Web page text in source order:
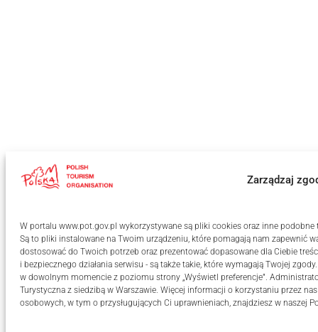
Zarządzaj
W portalu www.pot.gov.pl wykorzystywane są pliki cookies oraz inne
Są to pliki instalowane na Twoim urządzeniu, które pomagają nam zapewnić
dostosować do Twoich potrzeb oraz prezentować dopasowane dla Ciebie
i bezpiecznego działania serwisu - są także takie, które wymagają Twojej
w dowolnym momencie z poziomu strony „Wyświetl preferencje”.
Turystyczna z siedzibą w Warszawie. Więcej informacji o korzystaniu przez
osobowych, w tym o przysługujących Ci uprawnieniach, znajdziesz w naszej